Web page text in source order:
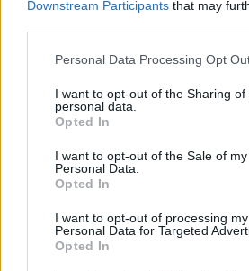
Downstream Participants that may
Please note that this website/app uses
not limited to your visit or usage
grant or deny consent to Google and
use your data for below specified
consent section.
Personal Data Processing Opt
I want to opt-out of the Sharing of
personal data.
Opted In
I want to opt-out of the Sale of my
Personal Data.
Opted In
I want to opt-out of processing my
Personal Data for Targeted
Opted In
Légy türelmes, mert a változás nem
következik be. Az eredmények
megmutatkoznak, ha kitartasz.
kedvelés és a sok szerencsét
lejjebb!*
**NYILAS**